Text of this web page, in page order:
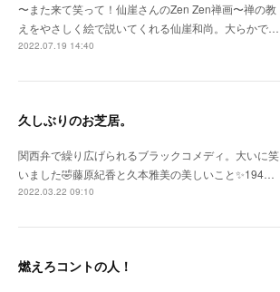
〜また来て笑って！仙崖さんのZen Zen禅画〜禅の教
えをやさしく絵で説いてくれる仙崖和尚。大らかで…
2022.07.19 14:40
久しぶりのお芝居。
関西弁で繰り広げられるブラックコメディ。大いに笑
いました🤣藤原紀香と久本雅美の美しいこと✨194…
2022.03.22 09:10
燃えろコントの人！